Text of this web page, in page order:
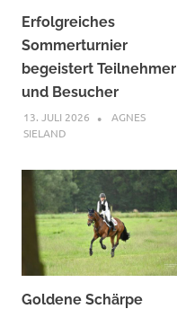
Erfolgreiches
Sommerturnier
begeistert Teilnehmer
und Besucher
13. JULI 2026
AGNES
SIELAND
Goldene Schärpe